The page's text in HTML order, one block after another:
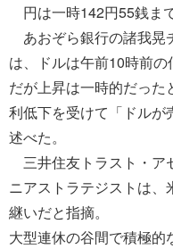
円は一時142円55銭ま
あおぞら銀行の諸我晃
は、ドルは午前10時前
だが上昇は一時的だっ
利低下を受けて「ドルが
述べた。
三井住友トラスト・ア
ニアストラテジストは、
継いだと指摘。
大型連休の谷間で積極